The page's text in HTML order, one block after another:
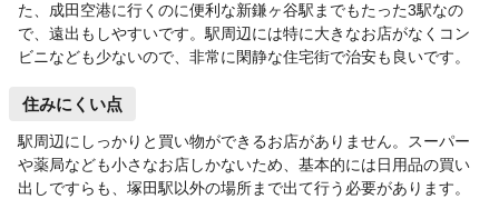
た、成田空港に行くのに便利な新鎌ヶ谷駅までもたった3駅なの
で、遠出もしやすいです。駅周辺には特に大きなお店がなくコン
ビニなども少ないので、非常に閑静な住宅街で治安も良いです。
住みにくい点
駅周辺にしっかりと買い物ができるお店がありません。スーパー
や薬局なども小さなお店しかないため、基本的には日用品の買い
出しですらも、塚田駅以外の場所まで出て行う必要があります。